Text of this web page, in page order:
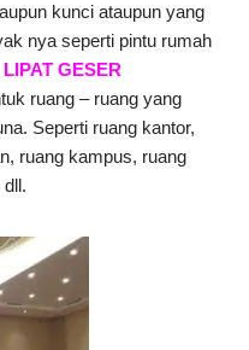
kunci ataupun yang
nya seperti pintu rumah
GESER
ruang – ruang yang
Seperti ruang kantor,
ruang kampus, ruang